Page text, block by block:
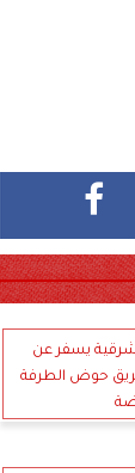
يسفر عن
بطريق حوض الطرفة